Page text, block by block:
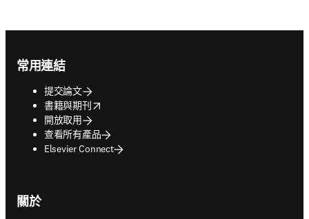
常用連結
提交論文
書籍與期刊
opens in new tab/window
開放取用
查看所有產品
Elsevier Connect
關於